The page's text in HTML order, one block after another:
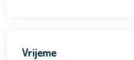
Vrijeme